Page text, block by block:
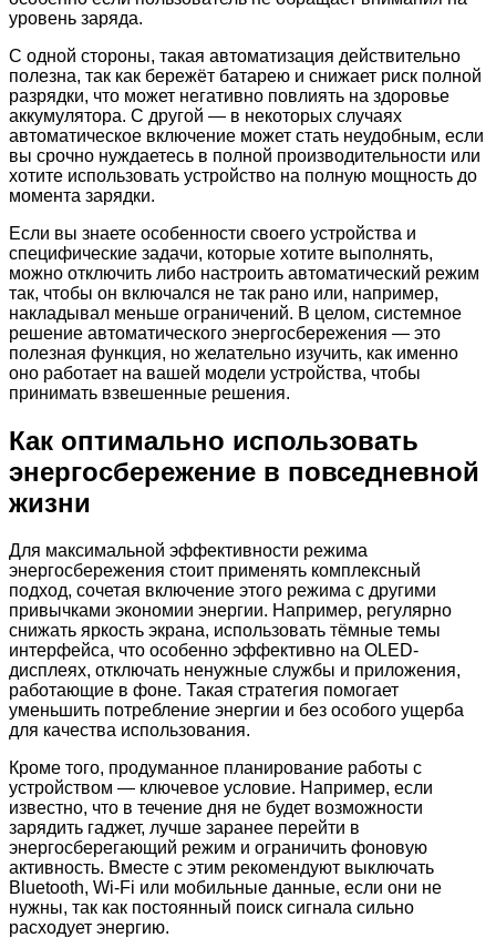
уровень заряда.
С одной стороны, такая автоматизация действительно
полезна, так как бережёт батарею и снижает риск полной
разрядки, что может негативно повлиять на здоровье
аккумулятора. С другой — в некоторых случаях
автоматическое включение может стать неудобным, если
вы срочно нуждаетесь в полной производительности или
хотите использовать устройство на полную мощность до
момента зарядки.
Если вы знаете особенности своего устройства и
специфические задачи, которые хотите выполнять,
можно отключить либо настроить автоматический режим
так, чтобы он включался не так рано или, например,
накладывал меньше ограничений. В целом, системное
решение автоматического энергосбережения — это
полезная функция, но желательно изучить, как именно
оно работает на вашей модели устройства, чтобы
принимать взвешенные решения.
Как оптимально использовать
энергосбережение в повседневной
жизни
Для максимальной эффективности режима
энергосбережения стоит применять комплексный
подход, сочетая включение этого режима с другими
привычками экономии энергии. Например, регулярно
снижать яркость экрана, использовать тёмные темы
интерфейса, что особенно эффективно на OLED-
дисплеях, отключать ненужные службы и приложения,
работающие в фоне. Такая стратегия помогает
уменьшить потребление энергии и без особого ущерба
для качества использования.
Кроме того, продуманное планирование работы с
устройством — ключевое условие. Например, если
известно, что в течение дня не будет возможности
зарядить гаджет, лучше заранее перейти в
энергосберегающий режим и ограничить фоновую
активность. Вместе с этим рекомендуют выключать
Bluetooth, Wi-Fi или мобильные данные, если они не
нужны, так как постоянный поиск сигнала сильно
расходует энергию.